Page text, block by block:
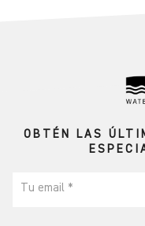
OBTÉN LAS
Tu email *